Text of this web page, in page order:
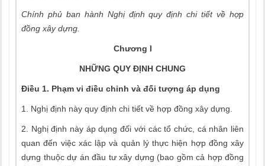
Chính phủban hành Nghị định quy định chi tiết về hợp
đồng xây dựng.
Chương I
NHỮNG QUY ĐỊNH CHUNG
Điều 1. Phạm vi điều chỉnh và đối tượng áp dụng
1. Nghị định này quy định chi tiết về hợp đồng xây dựng.
2. Nghị định này áp dụng đối với các tổ chức, cá nhân liên
quan đến việc xác lập và quản lý thực hiện hợp đồng xây
dựng thuộc dự án đầu tư xây dựng (bao gồm cả hợp đồng